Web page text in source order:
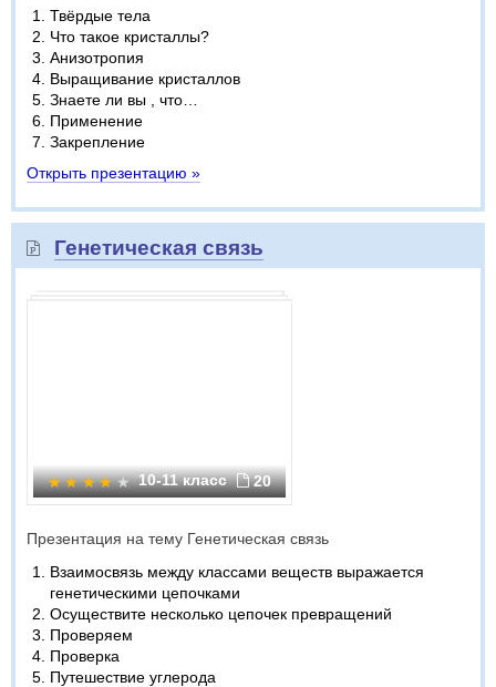
Твёрдые тела
Что такое кристаллы?
Анизотропия
Выращивание кристаллов
Знаете ли вы , что…
Применение
Закрепление
Открыть презентацию »
Генетическая связь
10-11 класс 20
Презентация на тему Генетическая связь
Взаимосвязь между классами веществ выражается
генетическими цепочками
Осуществите несколько цепочек превращений
Проверяем
Проверка
Путешествие углерода